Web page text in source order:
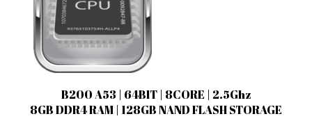
B200 A53 | 64BIT | 8CORE | 2.5Ghz
8GB DDR4 RAM | 128GB NAND FLASH STORAGE